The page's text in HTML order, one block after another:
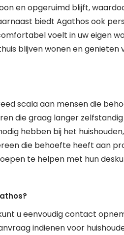
en opgeruimd blijft,
biedt Agathos ook
voelt in uw eigen
blijven wonen en genieten
scala aan mensen die
die graag langer
hebben bij het
die behoefte heeft aan
te helpen met hun
u eenvoudig contact
indienen voor